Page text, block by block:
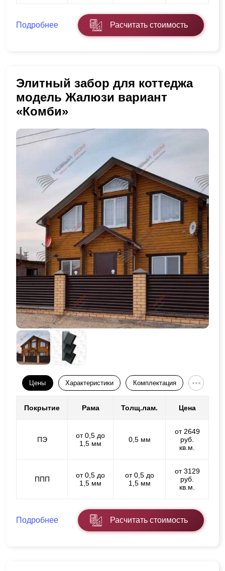
Подробнее Расчитать стоимость
Элитный забор для коттеджа
модель Жалюзи вариант
«Комби»
Цены Характеристики Комплектация
Покрытие Рама Толщ.лам. Цена
ПЭ
от 0,5 до
1,5 мм
0,5 мм
от 2649
руб.
кв.м.
ППП
от 0,5 до
1,5 мм
от 0,5 до
1,5 мм
от 3129
руб.
кв.м.
Подробнее Расчитать стоимость